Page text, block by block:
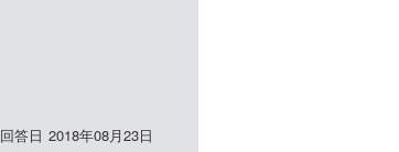
回答日 2018年08月23日